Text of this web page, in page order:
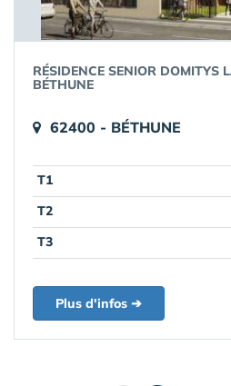
RÉSIDENCE SENIOR DOMITYS
BÉTHUNE
62400 - BÉTHUNE
T1
T2
T3
Plus d'infos ➔